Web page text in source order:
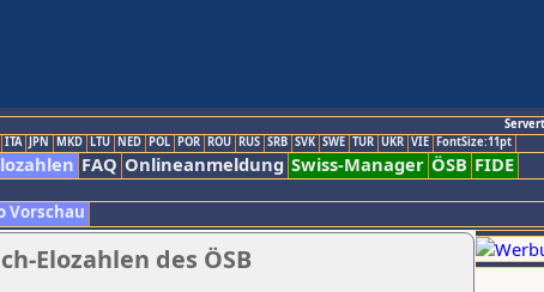
ITA JPN MKD LTU NED POL POR ROU RUS SRB SVK SWE TUR UKR VIE FontSize:11pt
FAQ Onlineanmeldung Swiss-Manager ÖSB FIDE
Vorschau
Elozahlen des ÖSB